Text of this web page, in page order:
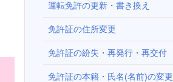
運転免許の更新・書き換え
免許証の住所変更
免許証の紛失・再発行・再交付
免許証の本籍・氏名(名前)の変更